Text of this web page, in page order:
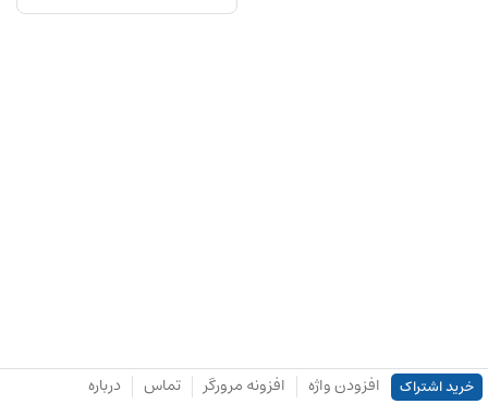
خرید اشتراک افزودن واژه افزونه مرورگر تماس درباره